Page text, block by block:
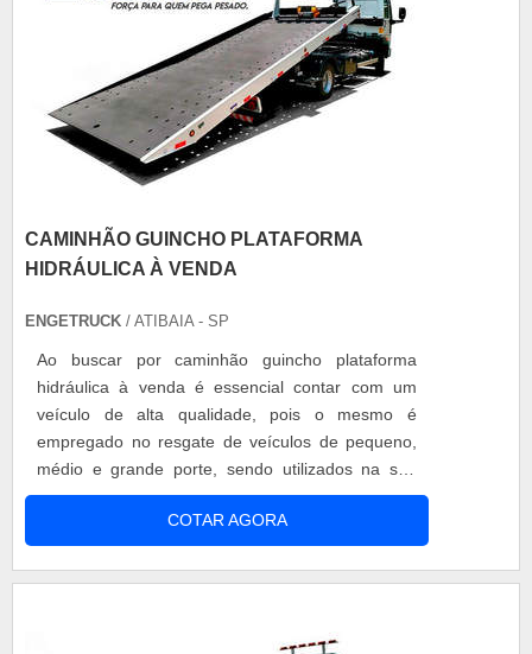
CAMINHÃO GUINCHO PLATAFORMA
HIDRÁULICA À VENDA
ENGETRUCK / ATIBAIA - SP
Ao buscar por caminhão guincho plataforma
hidráulica à venda é essencial contar com um
veículo de alta qualidade, pois o mesmo é
empregado no resgate de veículos de pequeno,
médio e grande porte, sendo utilizados na sua
remoção ou destombamento. Por isso, é
recomendável realizar uma pesquisa minuciosa,
com vistas a encontrar o equipamento ideal, no
COTAR AGORA